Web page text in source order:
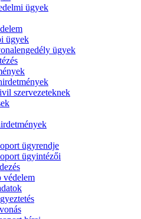
ügyek
ügyek
ügyek
szervezeteknek
ügyrendje
ügyintézői
védelem